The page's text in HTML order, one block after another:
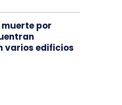
por
varios edificios